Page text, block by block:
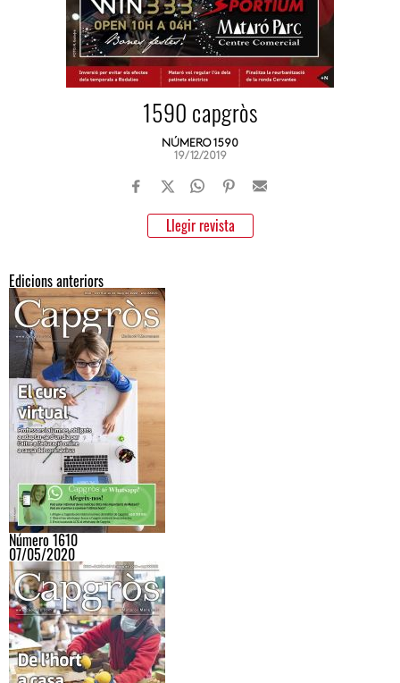
1590 capgròs
NÚMERO 1590
19/12/2019
Llegir revista
Edicions anteriors
Número 1610
07/05/2020